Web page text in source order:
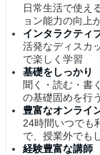
日常生活で使え
ョン能力の向上
インタラクティ
活発なディスカ
で楽しく学習
基礎をしっかり
聞く・読む・書
の基礎固めを行う
豊富なオンライ
24時間いつでも
で、授業外でも
経験豊富な講師